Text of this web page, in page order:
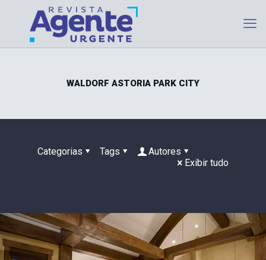
WALDORF ASTORIA PARK CITY
Categorias Tags
Autores
Exibir tudo